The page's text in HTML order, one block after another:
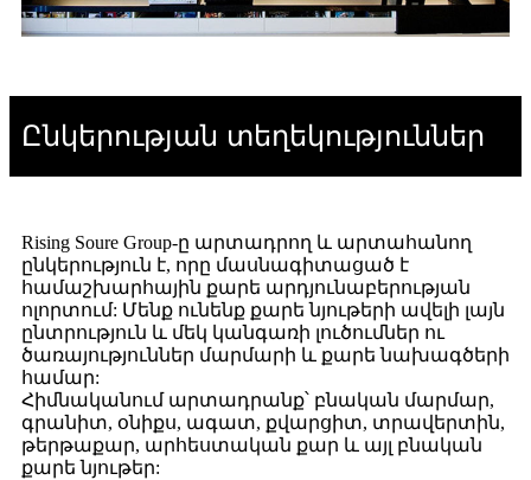
Ընկերության տեղեկություններ
Rising Soure Group-ը արտադրող և արտահանող
ընկերություն է, որը մասնագիտացած է
համաշխարհային քարե արդյունաբերության
ոլորտում: Մենք ունենք քարե նյութերի ավելի լայն
ընտրություն և մեկ կանգառի լուծումներ ու
ծառայություններ մարմարի և քարե նախագծերի
համար:
Հիմնականում արտադրանք՝ բնական մարմար,
գրանիտ, օնիքս, ագատ, քվարցիտ, տրավերտին,
թերթաքար, արհեստական ​​քար և այլ բնական
քարե նյութեր: